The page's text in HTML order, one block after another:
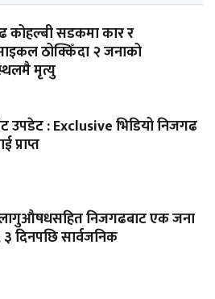
कोहल्बी सडकमा कार र
ठोक्किँदा २ जनाको
मृत्यु
उपडेट : Exclusive भिडियो निजगढ
प्राप्त
निजगढबाट एक जना
३ दिनपछि सार्वजनिक